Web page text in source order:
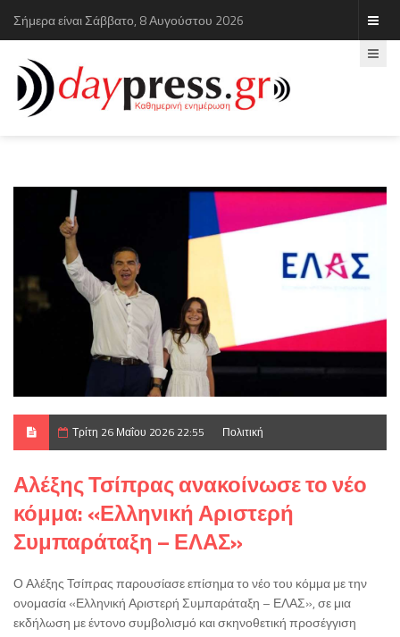
Σήμερα είναι Σάββατο, 8 Αυγούστου 2026
Τρίτη 26 Μαΐου 2026 22:55 Πολιτική
Αλέξης Τσίπρας ανακοίνωσε το νέο
κόμμα: «Ελληνική Αριστερή
Συμπαράταξη – ΕΛΑΣ»
Ο Αλέξης Τσίπρας παρουσίασε επίσημα το νέο του κόμμα με την
ονομασία «Ελληνική Αριστερή Συμπαράταξη – ΕΛΑΣ», σε μια
εκδήλωση με έντονο συμβολισμό και σκηνοθετική προσέγγιση